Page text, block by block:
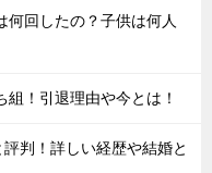
何回したの？子供は何人
！引退理由や今とは！
判！詳しい経歴や結婚と